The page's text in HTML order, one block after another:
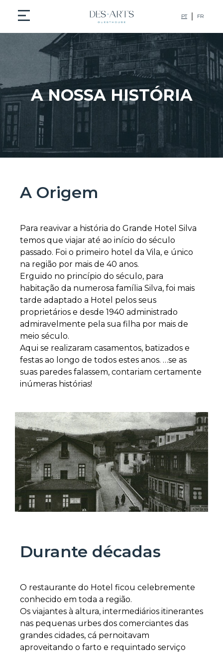
PT FR
A NOSSA HISTÓRIA
A Origem
Para reavivar a história do Grande Hotel Silva
temos que viajar até ao início do século
passado. Foi o primeiro hotel da Vila, e único
na região por mais de 40 anos.
Erguido no princípio do século, para
habitação da numerosa família Silva, foi mais
tarde adaptado a Hotel pelos seus
proprietários e desde 1940 administrado
admiravelmente pela sua filha por mais de
meio século.
Aqui se realizaram casamentos, batizados e
festas ao longo de todos estes anos. …se as
suas paredes falassem, contariam certamente
inúmeras histórias!
Durante décadas
O restaurante do Hotel ficou celebremente
conhecido em toda a região.
Os viajantes à altura, intermediários itinerantes
nas pequenas urbes dos comerciantes das
grandes cidades, cá pernoitavam
aproveitando o farto e requintado serviço